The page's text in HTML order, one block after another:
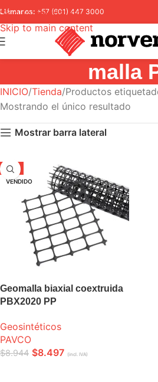
Skip to navigation
Skip to main content
Llámanos: +57 (601) 447 3000
malla
INICIO Tienda Productos
Mostrando el único resultado
Mostrar barra lateral
-5%
VENDIDO
Geomalla biaxial coextruida
PBX2020 PP
Geosintéticos
PAVCO
$8.944 $8.497 (incl. IVA)